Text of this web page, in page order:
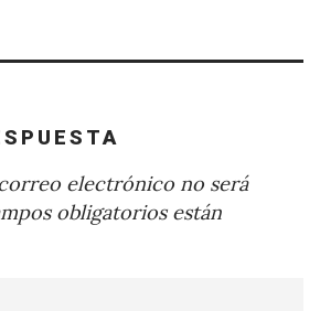
electrónico no será
obligatorios están